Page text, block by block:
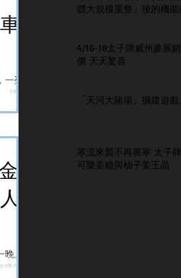
列
捷運
上12
的男
體大規模重整」後的機能
4/16-18太子牌威州參展
價 天天驚喜
「天河大賭場」擴建遊
寒流來襲不再畏寒 太子牌全新推出
可樂姜糖與柚子姜王晶